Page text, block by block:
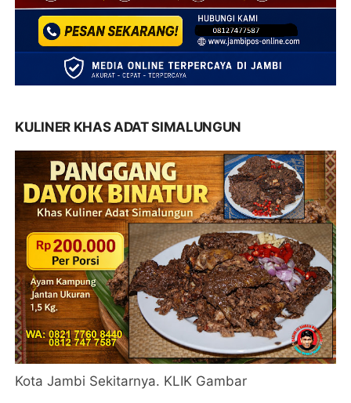
KULINER KHAS ADAT SIMALUNGUN
Kota Jambi Sekitarnya. KLIK Gambar